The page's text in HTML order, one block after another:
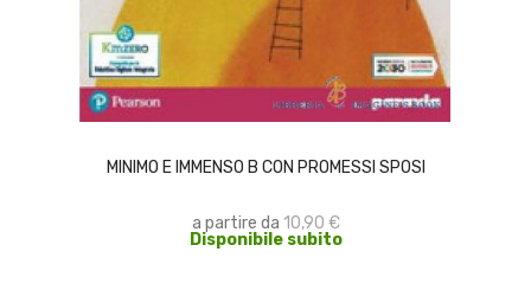
MINIMO E IMMENSO B CON PROMESSI SPOSI
a partire da 10,90 €
Disponibile subito
SCEGLI